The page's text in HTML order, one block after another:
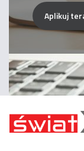
Aplikuj